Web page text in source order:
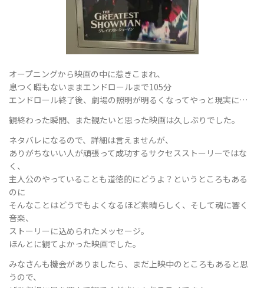
オープニングから映画の中に惹きこまれ、
息つく暇もないままエンドロールまで105分
エンドロール終了後、劇場の照明が明るくなってやっと現実に…
観終わった瞬間、また観たいと思った映画は久しぶりでした。
ネタバレになるので、詳細は言えませんが、
ありがちないい人が頑張って成功するサクセスストーリーではな
く、
主人公のやっていることも道徳的にどうよ？というところもある
のに
そんなことはどうでもよくなるほど素晴らしく、そして魂に響く
音楽、
ストーリーに込められたメッセージ。
ほんとに観てよかった映画でした。
みなさんも機会がありましたら、まだ上映中のところもあると思
うので、